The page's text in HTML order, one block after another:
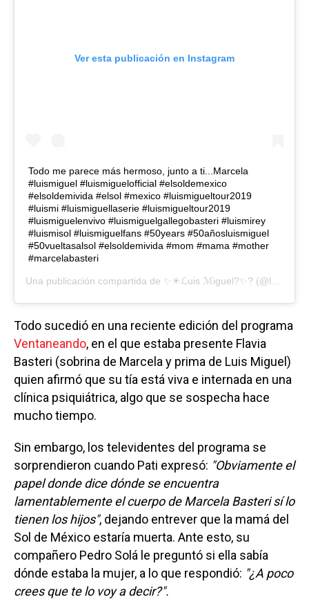
Ver esta publicación en Instagram
Todo me parece más hermoso, junto a ti...Marcela
#luismiguel #luismiguelofficial #elsoldemexico
#elsoldemivida #elsol #mexico #luismigueltour2019
#luismi #luismiguellaserie #luismigueltour2019
#luismiguelenvivo #luismiguelgallegobasteri #luismirey
#luismisol #luismiguelfans #50years #50añosluismiguel
#50vueltasalsol #elsoldemivida #mom #mama #mother
#marcelabasteri
Una publicación compartida de ✨☀ℒuis ℳiguel?✨? (@lmxlmiguel) el
Todo sucedió en una reciente edición del programa
Ventaneando, en el que estaba presente Flavia
Basteri (sobrina de Marcela y prima de Luis Miguel)
quien afirmó que su tía está viva e internada en una
clínica psiquiátrica, algo que se sospecha hace
mucho tiempo.
Sin embargo, los televidentes del programa se
sorprendieron cuando Pati expresó: "Obviamente el
papel donde dice dónde se encuentra
lamentablemente el cuerpo de Marcela Basteri sí lo
tienen los hijos", dejando entrever que la mamá del
Sol de México estaría muerta. Ante esto, su
compañero Pedro Solá le preguntó si ella sabía
dónde estaba la mujer, a lo que respondió: "¿A poco
crees que te lo voy a decir?".